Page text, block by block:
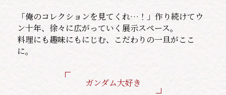
「俺のコレクションを見てくれ…！」作り続けてウ
ン十年、徐々に広がっていく展示スペース。
料理にも趣味にもにじむ、こだわりの一旦がここ
に。
ガンダム大好き